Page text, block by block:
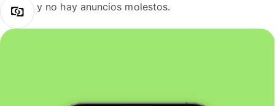
y no hay anuncios molestos.